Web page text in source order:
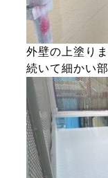
外壁の上塗り
続いて細かい